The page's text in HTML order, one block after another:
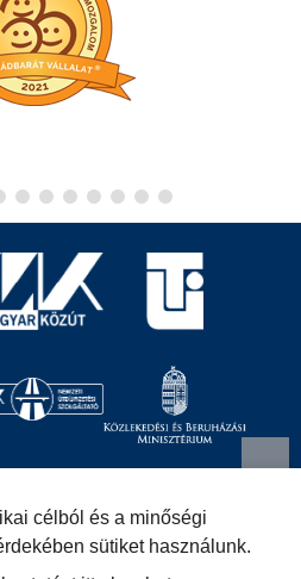
1024 Budapest, Fényes
(1) 819-9000 info@kozut.hu
célból és a minőségi
sütiket használunk.